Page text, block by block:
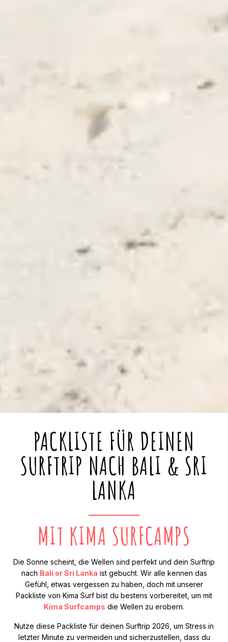
PACKLISTE FÜR DEINEN
SURFTRIP NACH BALI & SRI
LANKA
MIT KIMA SURFCAMPS
Die Sonne scheint, die Wellen sind perfekt und dein Surftrip
nach Bali or Sri Lanka ist gebucht. Wir alle kennen das
Gefühl, etwas vergessen zu haben, doch mit unserer
Packliste von Kima Surf bist du bestens vorbereitet, um mit
Kima Surfcamps die Wellen zu erobern.
Nutze diese Packliste für deinen Surftrip 2026, um Stress in
letzter Minute zu vermeiden und sicherzustellen, dass du